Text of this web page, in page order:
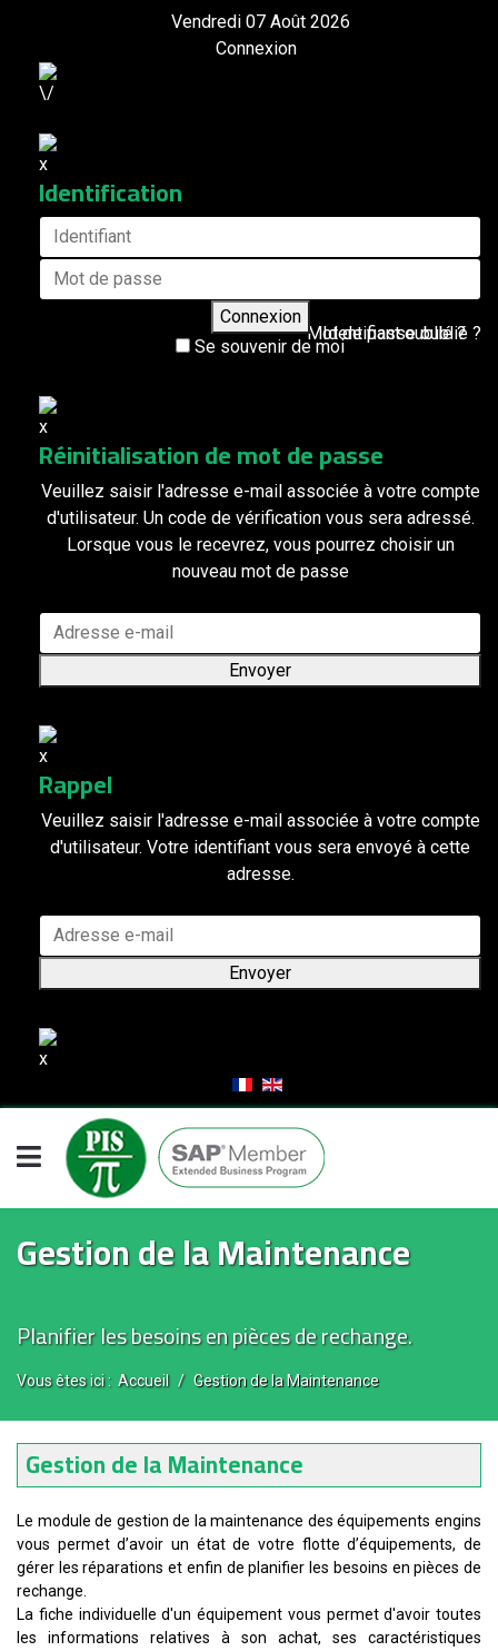
Vendredi 07 Août 2026
Connexion
Identification
Connexion
Se souvenir de moi
Mot de passe oublié ?
Identifiant oublié ?
Réinitialisation de mot de passe
Veuillez saisir l'adresse e-mail associée à votre compte
d'utilisateur. Un code de vérification vous sera adressé.
Lorsque vous le recevrez, vous pourrez choisir un
nouveau mot de passe
Envoyer
Rappel
Veuillez saisir l'adresse e-mail associée à votre compte
d'utilisateur. Votre identifiant vous sera envoyé à cette
adresse.
Envoyer
Gestion de la Maintenance
Planifier les besoins en pièces de rechange.
Vous êtes ici : Accueil Gestion de la Maintenance
Gestion de la Maintenance
Le module de gestion de la maintenance des équipements engins
vous permet d’avoir un état de votre flotte d’équipements, de
gérer les réparations et enfin de planifier les besoins en pièces de
rechange.
La fiche individuelle d'un équipement vous permet d'avoir toutes
les informations relatives à son achat, ses caractéristiques